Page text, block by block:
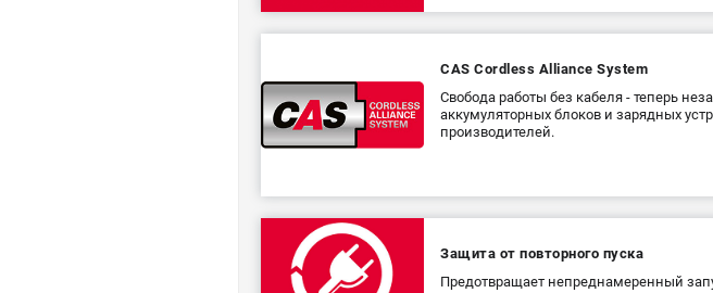
CAS Cordless Alliance System
Свобода работы без кабеля - теперь
аккумуляторных блоков и зарядных
производителей.
Защита от повторного пуска
Предотвращает непреднамеренный